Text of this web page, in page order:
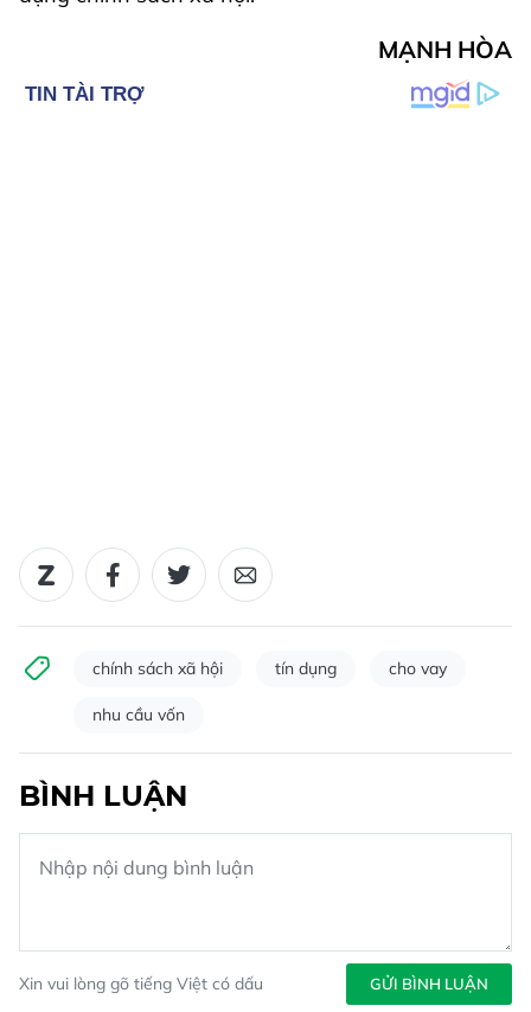
MẠNH HÒA
chính sách xã hội tín dụng cho vay
nhu cầu vốn
BÌNH LUẬN
Xin vui lòng gõ tiếng Việt có dấu GỬI BÌNH LUẬN